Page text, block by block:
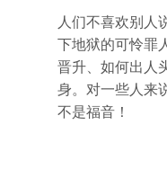
人们不喜欢别人
下地狱的可怜罪
晋升、如何出人
身。对一些人来
不是福音！